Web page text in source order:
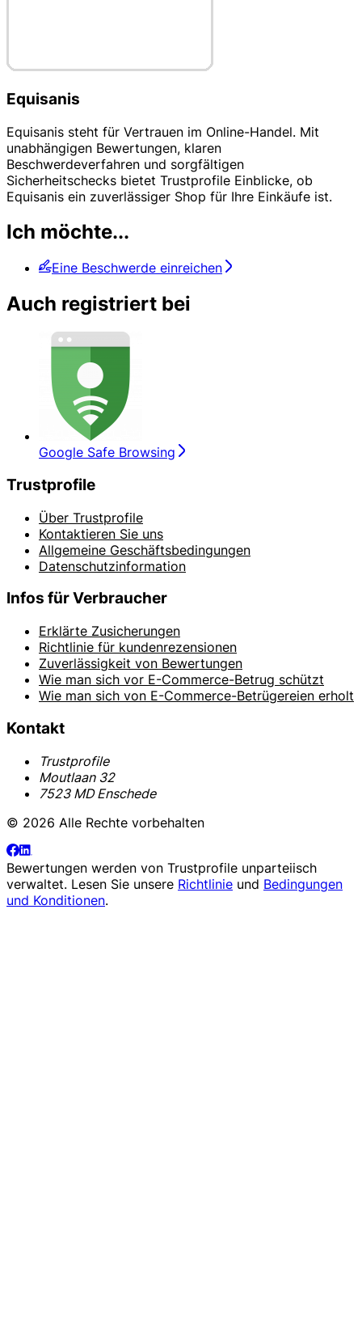
Equisanis
Equisanis steht für Vertrauen im Online-Handel. Mit
unabhängigen Bewertungen, klaren
Beschwerdeverfahren und sorgfältigen
Sicherheitschecks bietet Trustprofile Einblicke, ob
Equisanis ein zuverlässiger Shop für Ihre Einkäufe ist.
Ich möchte...
Eine Beschwerde einreichen
Auch registriert bei
Google Safe Browsing
Trustprofile
Über Trustprofile
Kontaktieren Sie uns
Allgemeine Geschäftsbedingungen
Datenschutzinformation
Infos für Verbraucher
Erklärte Zusicherungen
Richtlinie für kundenrezensionen
Zuverlässigkeit von Bewertungen
Wie man sich vor E-Commerce-Betrug schützt
Wie man sich von E-Commerce-Betrügereien erholt
Kontakt
Trustprofile
Moutlaan 32
7523 MD Enschede
© 2026 Alle Rechte vorbehalten
Bewertungen werden von Trustprofile unparteiisch
verwaltet. Lesen Sie unsere Richtlinie und Bedingungen
und Konditionen.